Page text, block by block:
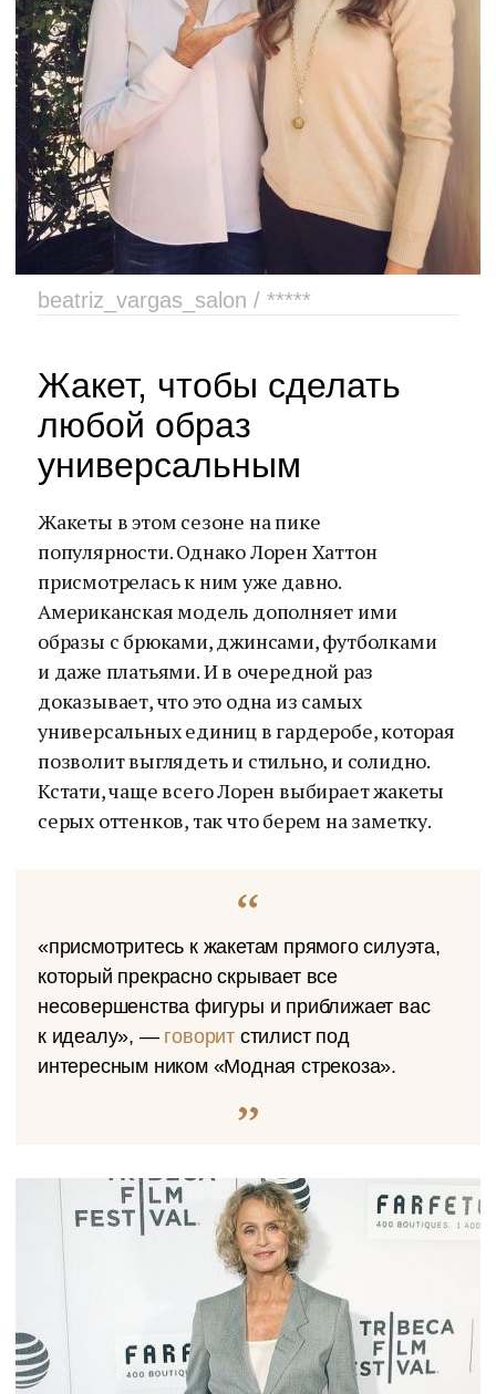
beatriz_vargas_salon / *****
Жакет, чтобы сделать
любой образ
универсальным
Жакеты в этом сезоне на пике
популярности. Однако Лорен Хаттон
присмотрелась к ним уже давно.
Американская модель дополняет ими
образы с брюками, джинсами, футболками
и даже платьями. И в очередной раз
доказывает, что это одна из самых
универсальных единиц в гардеробе, которая
позволит выглядеть и стильно, и солидно.
Кстати, чаще всего Лорен выбирает жакеты
серых оттенков, так что берем на заметку.
«присмотритесь к жакетам прямого силуэта,
который прекрасно скрывает все
несовершенства фигуры и приближает вас
к идеалу», — говорит стилист под
интересным ником «Модная стрекоза».